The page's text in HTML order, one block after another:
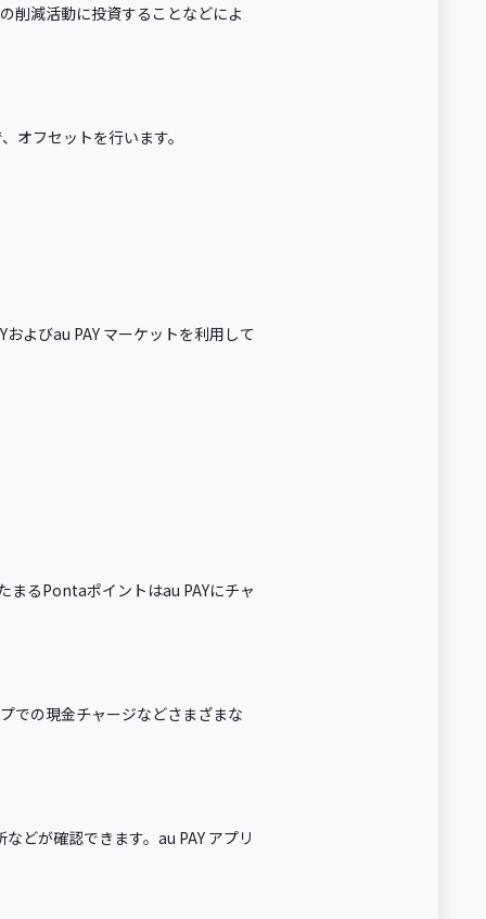
削減活動に投資することなどによ
オフセットを行います。
よびau PAY マーケットを利用して
まるPontaポイントはau PAYにチャ
での現金チャージなどさまざまな
どが確認できます。au PAY アプリ